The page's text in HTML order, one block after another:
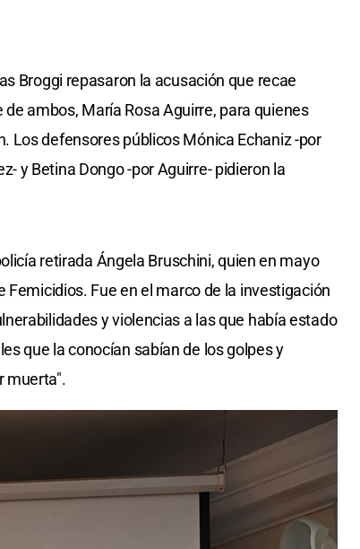
Broggi repasaron la acusación que recae
ambos, María Rosa Aguirre, para quienes
Los defensores públicos Mónica Echaniz -por
y Betina Dongo -por Aguirre- pidieron la
retirada Ángela Bruschini, quien en mayo
Femicidios. Fue en el marco de la investigación
y violencias a las que había estado
que la conocían sabían de los golpes y
muerta".